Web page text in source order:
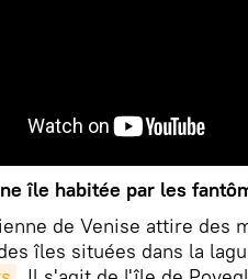
île habitée par les
de Venise attire des
îles situées dans la